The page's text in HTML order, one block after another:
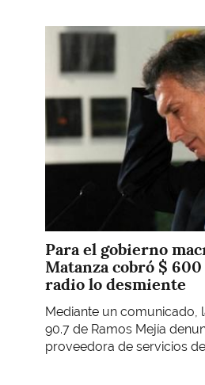
Imagen
Para el gobierno
Matanza cobró $
radio lo desmiente
Mediante un comunicado,
90.7 de Ramos Mejía
proveedora de servicios